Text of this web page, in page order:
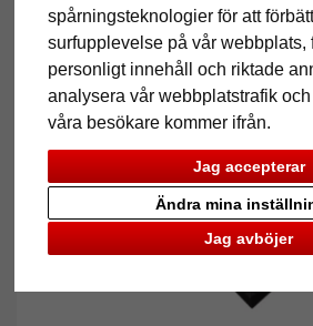
spårningsteknologier för att
surfupplevelse på vår webbplats,
personligt innehåll och riktade
analysera vår webbplatstrafik
våra besökare kommer ifrån.
Jag accepterar
Jag avböjer
Ändra mina
Tillbaka